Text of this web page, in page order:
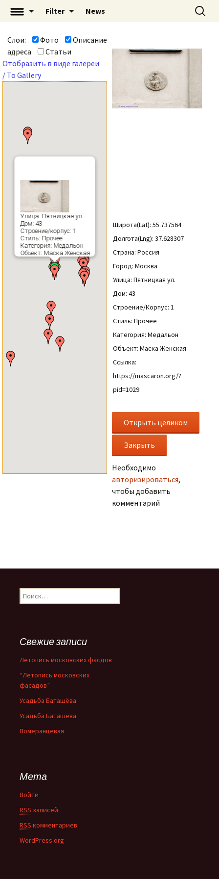
«Mascaron: Незримый
город» | mascaron.org
Filter News Найти:
Слои: Фото
Описание
адреса
Статьи
Отобразить в виде галереи
/ To Gallery
Улица: Пятницкая ул.
Дом: 43
Строение/корпус: 1
Стиль: Прочее
Категория: Медальон
Объект: Маска Женская
Широта(Lat): 55.737564
Долгота(Lng): 37.628307
Страна: Россия
Город: Москва
Улица: Пятницкая ул.
Дом: 43
Строение/Корпус: 1
Стиль: Прочее
Категория: Медальон
Объект: Маска Женская
Ссылка:
https://mascaron.org/?
pid=1029
Необходимо
авторизироваться,
чтобы добавить
комментарий
Н
а
:Свежие записи
Летопись московских фасдов
“Летопись московских
фасадов”
Усадьба Баташёва
Усадьба Баташёва
Померанцевая
Мета
Войти
RSS записей
RSS комментариев
WordPress.org